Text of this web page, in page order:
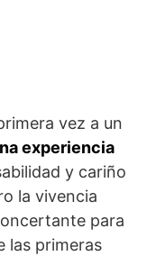
vez a un
experiencia
y cariño
la vivencia
para
las primeras